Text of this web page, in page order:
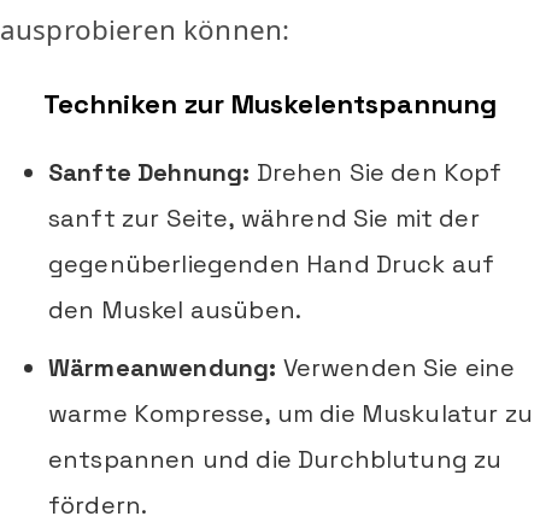
ausprobieren können:
Techniken zur Muskelentspannung
Sanfte Dehnung: Drehen Sie den Kopf
sanft zur Seite, während Sie mit der
gegenüberliegenden Hand Druck auf
den Muskel ausüben.
Wärmeanwendung: Verwenden Sie eine
warme Kompresse, um die Muskulatur zu
entspannen und die Durchblutung zu
fördern.